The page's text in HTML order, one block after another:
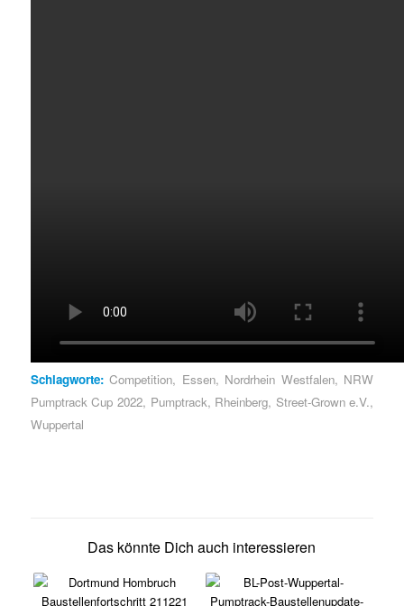
Schlagworte: Competition, Essen, Nordrhein Westfalen, NRW
Pumptrack Cup 2022, Pumptrack, Rheinberg, Street-Grown e.V.,
Wuppertal
Das könnte Dich auch interessieren